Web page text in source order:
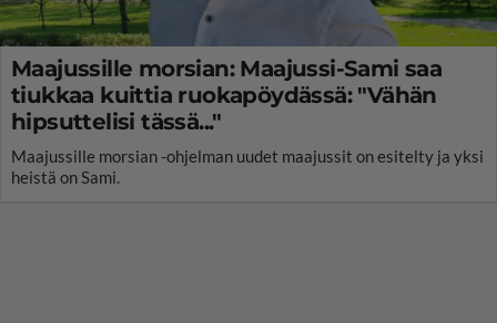
Maajussille morsian: Maajussi-Sami saa
tiukkaa kuittia ruokapöydässä: "Vähän
hipsuttelisi tässä..."
Maajussille morsian -ohjelman uudet maajussit on esitelty ja yksi
heistä on Sami.